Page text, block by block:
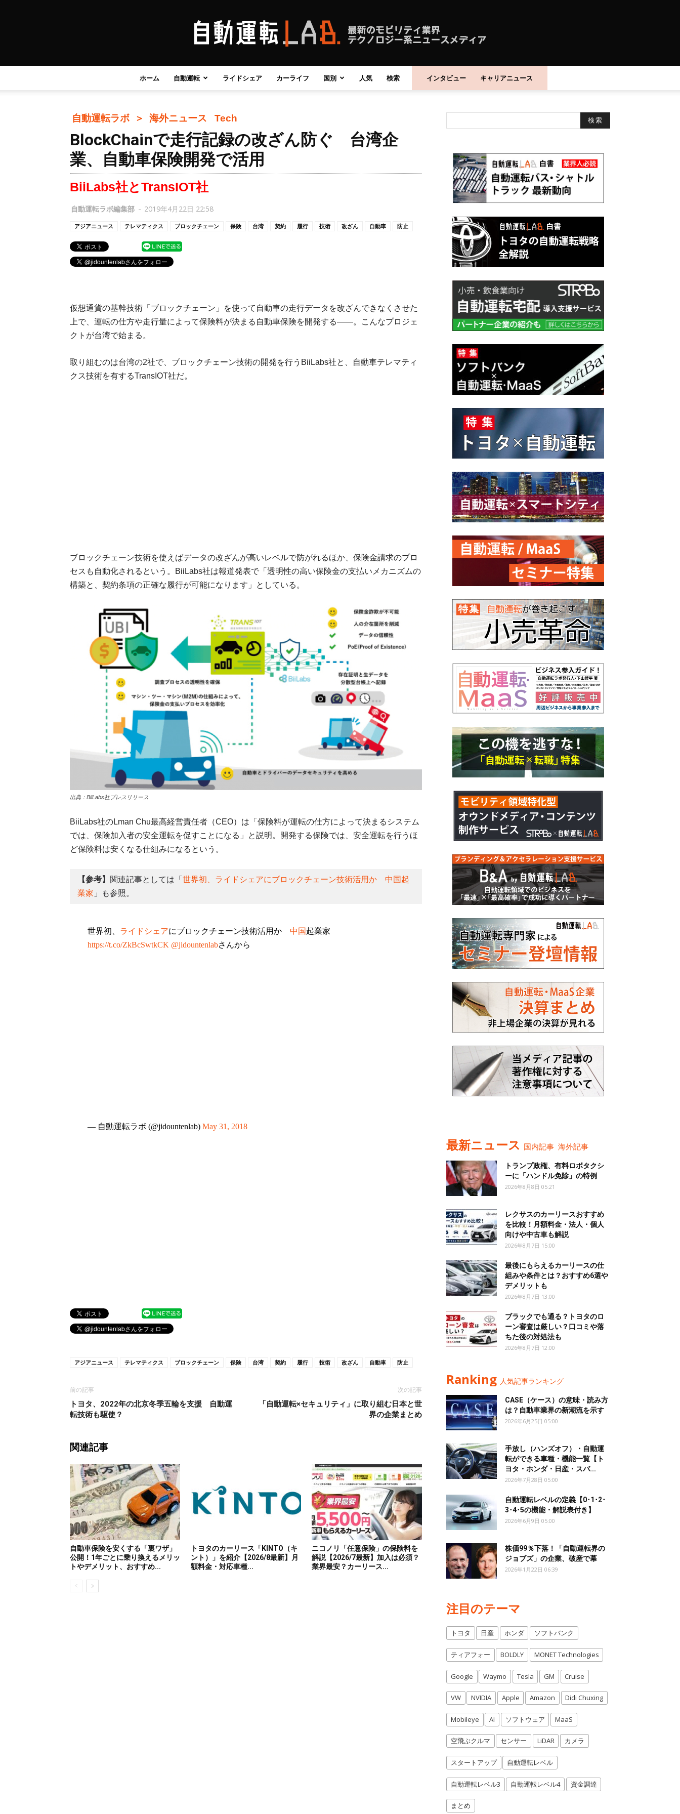
自
ホーム 自動運転 ライドシェア カーライフ 国別 人気 検索 インタビュー キャリアニュース
自動運転ラボ ＞ 海外ニュース Tech
BlockChainで走行記録の改ざん防ぐ 台湾企
業、自動車保険開発で活用
BiiLabs社とTransIOT社
自動運転ラボ編集部 - 2019年4月22日 22:58
アジアニュース テレマティクス ブロックチェーン 保険 台湾 契約 履行 技術 改ざん 自動車 防止
仮想通貨の基幹技術「ブロックチェーン」を使って自動車の走行データを改ざんできなくさせた
上で、運転の仕方や走行量によって保険料が決まる自動車保険を開発する——。こんなプロジェ
クトが台湾で始まる。
取り組むのは台湾の2社で、ブロックチェーン技術の開発を行うBiiLabs社と、自動車テレマティ
クス技術を有するTransIOT社だ。
ブロックチェーン技術を使えばデータの改ざんが高いレベルで防がれるほか、保険金請求のプロ
セスも自動化されるという。BiiLabs社は報道発表で「透明性の高い保険金の支払いメカニズムの
構築と、契約条項の正確な履行が可能になります」としている。
出典：BiiLabs社プレスリリース
BiiLabs社のLman Chu最高経営責任者（CEO）は「保険料が運転の仕方によって決まるシステム
では、保険加入者の安全運転を促すことになる」と説明。開発する保険では、安全運転を行うほ
ど保険料は安くなる仕組みになるという。
【参考】 関連記事としては「 世界初、ライドシェアにブロックチェーン技術活用か 中国起
業家 」も参照。
世界初、 ライドシェアにブロックチェーン技術活用か 中国 起業家
https://t.co/ZkBcSwtkCK @jidountenlabさんから
— 自動運転ラボ (@jidountenlab) May 31, 2018
アジアニュース テレマティクス ブロックチェーン 保険 台湾 契約 履行 技術 改ざん 自動車 防止
前の記事
トヨタ、2022年の北京冬季五輪を支援 自動運
転技術も駆使？
次の記事
「自動運転×セキュリティ」に取り組む日本と世
界の企業まとめ
関連記事
自動車保険を安くする「裏ワザ」
公開！1年ごとに乗り換えるメリッ
トやデメリット、おすすめ...
トヨタのカーリース「KINTO（キ
ント）」を紹介【2026/8最新】月
額料金・対応車種...
ニコノリ「任意保険」の保険料を
解説【2026/7最新】加入は必須？
業界最安？カーリース...
最新ニュース 国内記事 海外記事
トランプ政権、有料ロボタクシ
ーに「ハンドル免除」の特例
2026年8月8日 05:21
レクサスのカーリースおすすめ
を比較！月額料金・法人・個人
向けや中古車も解説
2026年8月7日 15:00
最後にもらえるカーリースの仕
組みや条件とは？おすすめ6選や
デメリットも
2026年8月7日 13:00
ブラックでも通る？トヨタのロ
ーン審査は厳しい？口コミや落
ちた後の対処法も
2026年8月7日 12:00
Ranking 人気記事ランキング
CASE（ケース）の意味・読み方
は？自動車業界の新潮流を示す
2026年6月25日 05:00
手放し（ハンズオフ）・自動運
転ができる車種・機能一覧【ト
ヨタ・ホンダ・日産・スバ...
2026年7月28日 05:00
自動運転レベルの定義【0･1･2･
3･4･5の機能・解説表付き】
2026年6月9日 05:00
株価99％下落！「自動運転界の
ジョブズ」の企業、破産で幕
2026年1月22日 06:39
注目のテーマ
トヨタ 日産 ホンダ ソフトバンク
ティアフォー BOLDLY MONET Technologies
Google Waymo Tesla GM Cruise
VW NVIDIA Apple Amazon Didi Chuxing
Mobileye AI ソフトウェア MaaS
空飛ぶクルマ センサー LiDAR カメラ
スタートアップ 自動運転レベル
自動運転レベル3 自動運転レベル4 資金調達
まとめ